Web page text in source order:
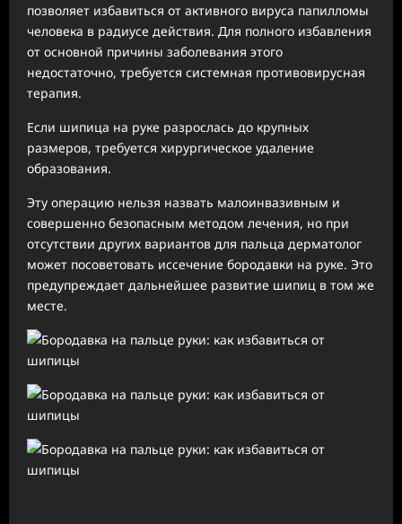
позволяет избавиться от активного вируса папилломы
человека в радиусе действия. Для полного избавления
от основной причины заболевания этого
недостаточно, требуется системная противовирусная
терапия.
Если шипица на руке разрослась до крупных
размеров, требуется хирургическое удаление
образования.
Эту операцию нельзя назвать малоинвазивным и
совершенно безопасным методом лечения, но при
отсутствии других вариантов для пальца дерматолог
может посоветовать иссечение бородавки на руке. Это
предупреждает дальнейшее развитие шипиц в том же
месте.